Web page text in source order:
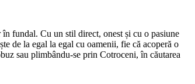
fundal. Cu un stil direct, onest și cu o pasiune
de la egal la egal cu oamenii, fie că acoperă o
sau plimbându-se prin Cotroceni, în căutarea